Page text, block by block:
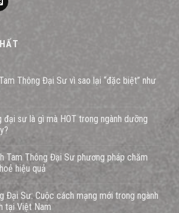
Thông Đại Sư vì sao lại “đặc biệt” như
đại sư là gì mà HOT trong ngành dưỡng
Tam Thông Đại Sư phương pháp chăm
hiệu quả
Đại Sư: Cuộc cách mạng mới trong ngành
tại Việt Nam